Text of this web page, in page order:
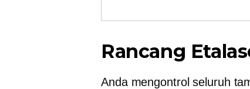
Rancang
Anda mengontrol seluruh